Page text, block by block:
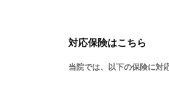
対応保険はこちら
当院では、以下の保険に対